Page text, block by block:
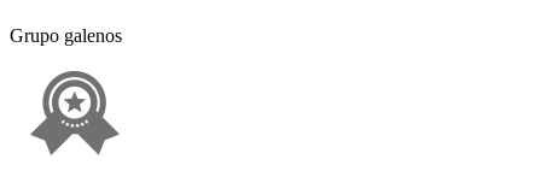
Grupo galenos